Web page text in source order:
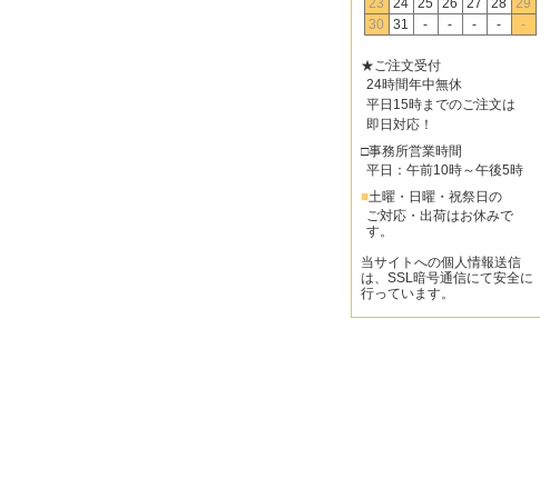
23 24 25 26 27 28 29
30
31 - - - - -
★ご注文受付
24時間年中無休
平日15時までのご注文は
即日対応！
□事務所営業時間
平日：午前10時～午後5時
■土曜・日曜・祝祭日の
ご対応・出荷はお休みで
す。
当サイトへの個人情報送信
は、SSL暗号通信にて安全に
行っています。